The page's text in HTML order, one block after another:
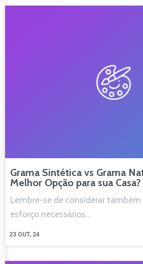
Grama Sintética vs Grama
Melhor Opção para sua Casa?
23 OUT, 24
Lembre-se de considerar
esforço necessários​…